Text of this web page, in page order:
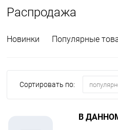
Распродажа
Новинки Популярные
Сортировать по:
В